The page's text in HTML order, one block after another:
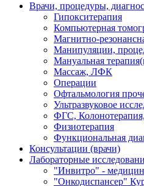
Врачи, процедуры,
Гипокситерапия
Компьютерная
Магнитно-
Манипуляции,
Мануальная
Массаж, ЛФК
Операции
Офтальмология
Ультразвуковое
ФГС,
Физиотерапия
Функциональная
Консультации (врачи)
Лабораторные
"Инвитро" -
"Онкодиспансер"